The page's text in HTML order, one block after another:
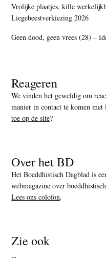
Vrolijke plaatjes, kille
Liegebeestverkiezing 2026
Geen dood, geen vrees (28) –
Reageren
We vinden het geweldig om
manier in contact te komen
toe op de site?
Over het BD
Het Boeddhistisch Dagblad is
webmagazine over
Lees ons colofon.
Zie ook